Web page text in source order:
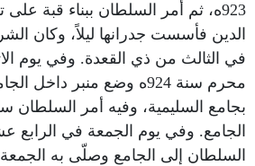
923ه، ثم أمر السلطان ببناء قبة
الدين فأسست جدرانها ليلاً، وكان
في الثالث من ذي القعدة. وفي يوم
محرم سنة 924ه وضع منبر
بجامع السليمية، وفيه أمر السلطان
الجامع. وفي يوم الجمعة في
السلطان إلى الجامع وصلّى به